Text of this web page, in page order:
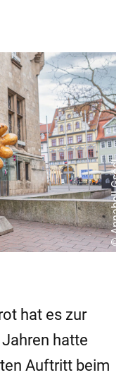
© Annabell Gsödl
hat es zur
hatte
Auftritt beim